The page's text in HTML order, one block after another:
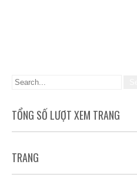
TỔNG SỐ LƯỢT XEM TRANG
TRANG